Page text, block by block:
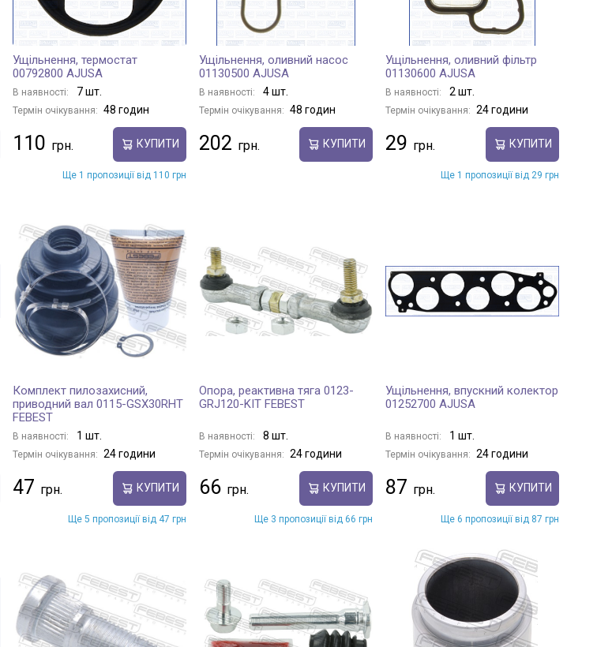
Ущільнення, термостат
00792800 AJUSA
В наявності: 7 шт.
Термін очікування: 48 годин
110 КУПИТИ
Ще 1 пропозиції від 110 грн
Ущільнення, оливний насос
01130500 AJUSA
В наявності: 4 шт.
Термін очікування: 48 годин
202 КУПИТИ
Ущільнення, оливний фільтр
01130600 AJUSA
В наявності: 2 шт.
Термін очікування: 24 години
29 КУПИТИ
Ще 1 пропозиції від 29 грн
Комплект пилозахисний,
приводний вал 0115-GSX30RHT
FEBEST
В наявності: 1 шт.
Термін очікування: 24 години
47 КУПИТИ
Ще 5 пропозиції від 47 грн
Опора, реактивна тяга 0123-
GRJ120-KIT FEBEST
В наявності: 8 шт.
Термін очікування: 24 години
66 КУПИТИ
Ще 3 пропозиції від 66 грн
Ущільнення, впускний колектор
01252700 AJUSA
В наявності: 1 шт.
Термін очікування: 24 години
87 КУПИТИ
Ще 6 пропозиції від 87 грн